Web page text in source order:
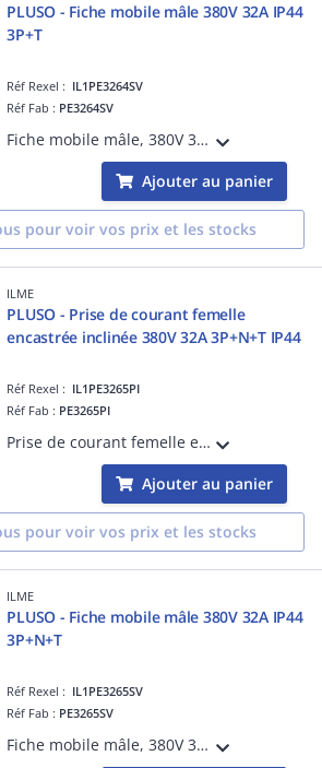
PLUSO - Fiche mobile mâle 380V 32A IP44
3P+T
Réf Rexel : IL1PE3264SV
Réf Fab : PE3264SV
Fiche mobile mâle, 380V 32A 3P+T, position Terre 6h (rouge), raccordement à visser, degré IP44
Ajouter au panier
pour voir vos prix et les stocks
ILME
PLUSO - Prise de courant femelle
encastrée inclinée 380V 32A 3P+N+T IP44
Réf Rexel : IL1PE3265PI
Réf Fab : PE3265PI
Prise de courant femelle encastrée inclinée 380V 32A 3P+T+N, position Terre 6h (rouge), raccordement à visser, degré IP44
Ajouter au panier
pour voir vos prix et les stocks
ILME
PLUSO - Fiche mobile mâle 380V 32A IP44
3P+N+T
Réf Rexel : IL1PE3265SV
Réf Fab : PE3265SV
Fiche mobile mâle, 380V 32A 3P+T+N, position Terre 6h (rouge), raccordement à visser, degré IP44